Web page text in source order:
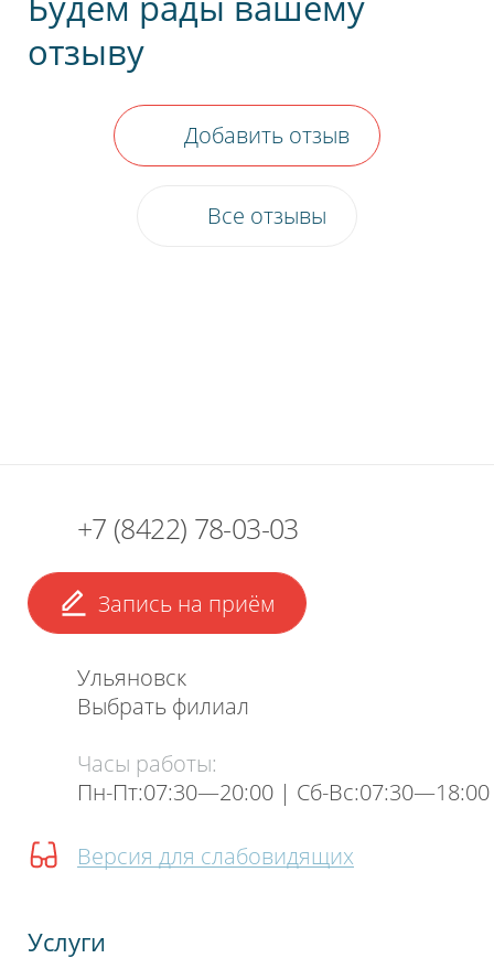
отзыву
Добавить отзыв
Все отзывы
+7 (8422) 78-03-03
Запись на приём
Ульяновск
Выбрать филиал
Часы работы:
Пн-Пт:07:30—20:00 | Cб-Вс:07:30—18:00
Версия для слабовидящих
Услуги